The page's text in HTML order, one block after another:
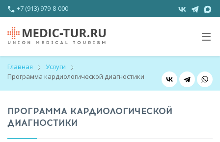
+7 (913) 979-8-000
Главная
Услуги
Программа кардиологической диагностики
ПРОГРАММА КАРДИОЛОГИЧЕСКОЙ
ДИАГНОСТИКИ